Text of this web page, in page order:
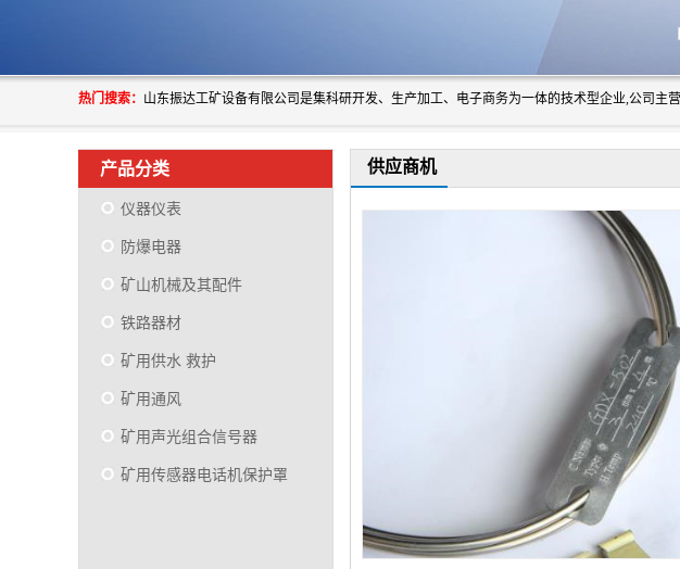
热门搜索：
产品分类
仪器仪表
防爆电器
矿山机械及其配件
铁路器材
矿用供水 救护
矿用通风
矿用声光组合信号器
矿用传感器电话机保护罩
供应商机